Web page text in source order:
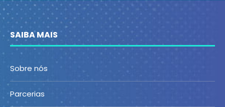
SAIBA MAIS
Sobre nós
Parcerias